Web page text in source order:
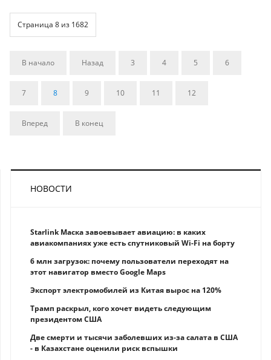
Страница 8 из 1682
В начало Назад 3 4 5 6
7 8 9 10 11 12
Вперед В конец
НОВОСТИ
Starlink Маска завоевывает авиацию: в каких
авиакомпаниях уже есть спутниковый Wi-Fi на борту
6 млн загрузок: почему пользователи переходят на
этот навигатор вместо Google Maps
Экспорт электромобилей из Китая вырос на 120%
Трамп раскрыл, кого хочет видеть следующим
президентом США
Две смерти и тысячи заболевших из-за салата в США
- в Казахстане оценили риск вспышки